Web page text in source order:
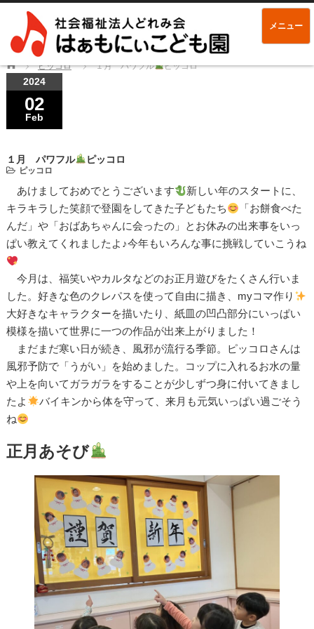
メニュー
Home ピッコロ １月 パワフル ピッコロ
2024
02
Feb
１月 パワフル ピッコロ
ピッコロ
あけましておめでとうございます
新しい年のスタートに、
キラキラした笑顔で登園をしてきた子どもたち
「お餅食べた
んだ」や「おばあちゃんに会ったの」とお休みの出来事をいっ
ぱい教えてくれましたよ♪今年もいろんな事に挑戦していこうね
今月は、福笑いやカルタなどのお正月遊びをたくさん行いま
した。好きな色のクレパスを使って自由に描き、myコマ作り
大好きなキャラクターを描いたり、紙皿の凹凸部分にいっぱい
模様を描いて世界に一つの作品が出来上がりました！
まだまだ寒い日が続き、風邪が流行る季節。ピッコロさんは
風邪予防で「うがい」を始めました。コップに入れるお水の量
や上を向いてガラガラをすることが少しずつ身に付いてきまし
たよ
バイキンから体を守って、来月も元気いっぱい過ごそう
ね
正月あそび